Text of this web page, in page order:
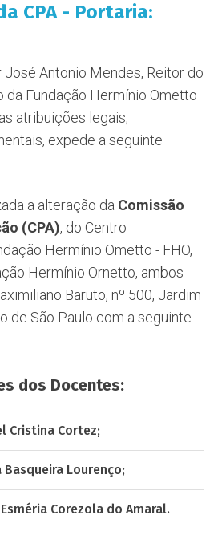
CPA - Portaria:
Antonio Mendes, Reitor do
da Fundação Hermínio Ometto
atribuições legais,
expede a seguinte
a alteração da Comissão
(CPA), do Centro
Hermínio Ometto - FHO,
Hermínio Ornetto, ambos
Baruto, nº 500, Jardim
de São Paulo com a seguinte
dos Docentes:
Cristina Cortez;
Basqueira Lourenço;
Corezola do Amaral.